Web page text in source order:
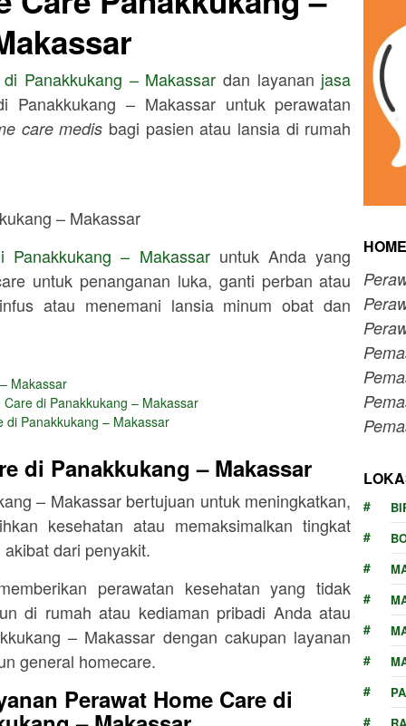
Panakkukang – Makassar dan layanan jasa
Panakkukang – Makassaruntuk perawatan
care medis bagi pasien atau lansia di rumah
Panakkukang – Makassaruntuk Anda yang
untuk penanganan luka, ganti perban atau
atau menemani lansia minum obat dan
Makassar
di Panakkukang – Makassar
di Panakkukang – Makassar
di Panakkukang – Makassar
– Makassarbertujuan untuk meningkatkan,
kesehatan atau memaksimalkan tingkat
dari penyakit.
perawatan kesehatan yang tidak
di rumah atau kediaman pribadi Anda atau
– Makassar dengan cakupan layanan
general homecare.
Perawat Home Care di